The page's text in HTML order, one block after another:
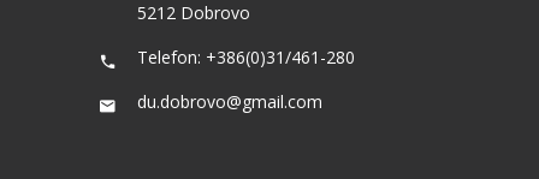
5212 Dobrovo
Telefon: +386(0)31/461-280
du.dobrovo@gmail.com